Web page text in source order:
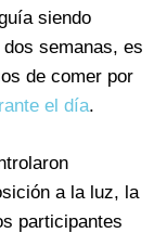
siendo
semanas, es
de comer por
el día.
a la luz, la
participantes